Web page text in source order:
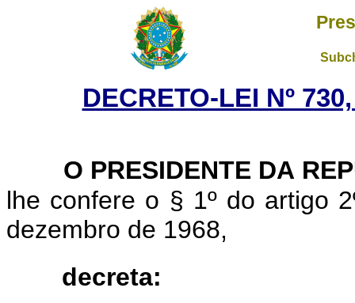
DECRETO-LEI Nº
O PRESIDENTE DA
lhe confere o § 1º do artigo
dezembro de 1968,
decreta: